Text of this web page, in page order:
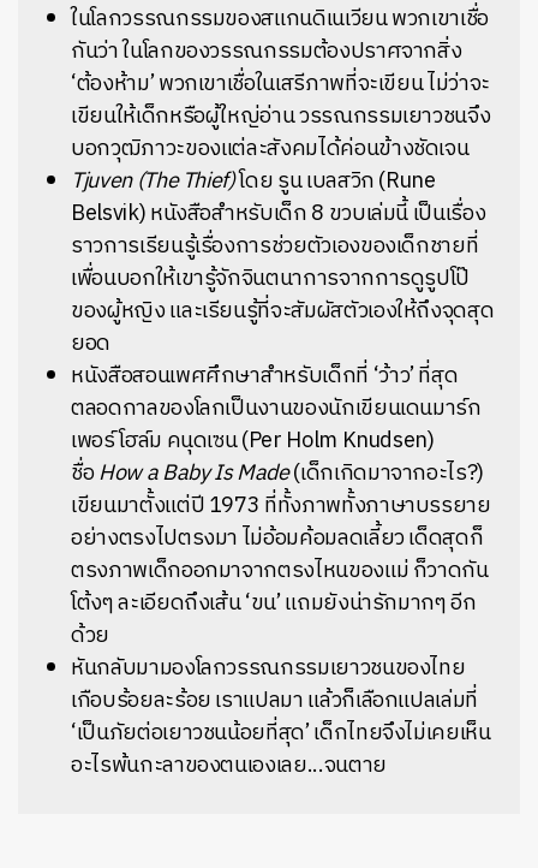
ในโลกวรรณกรรมของสแกนดิเนเวียน พวกเขาเชื่อ
กันว่า ในโลกของวรรณกรรมต้องปราศจากสิ่ง
‘ต้องห้าม’ พวกเขาเชื่อในเสรีภาพที่จะเขียน ไม่ว่าจะ
เขียนให้เด็กหรือผู้ใหญ่อ่าน วรรณกรรมเยาวชนจึง
บอกวุฒิภาวะของแต่ละสังคมได้ค่อนข้างชัดเจน
Tjuven (The Thief)โดย รูน เบลสวิก (Rune
Belsvik) หนังสือสำหรับเด็ก 8 ขวบเล่มนี้ เป็นเรื่อง
ราวการเรียนรู้เรื่องการช่วยตัวเองของเด็กชายที่
เพื่อนบอกให้เขารู้จักจินตนาการจากการดูรูปโป๊
ของผู้หญิง และเรียนรู้ที่จะสัมผัสตัวเองให้ถึงจุดสุด
ยอด
หนังสือสอนเพศศึกษาสำหรับเด็กที่ ‘ว้าว’ ที่สุด
ตลอดกาลของโลกเป็นงานของนักเขียนเดนมาร์ก
เพอร์ โฮล์ม คนุดเซน (Per Holm Knudsen)
ชื่อHow a Baby Is Made(เด็กเกิดมาจากอะไร?)
เขียนมาตั้งแต่ปี 1973 ที่ทั้งภาพทั้งภาษาบรรยาย
อย่างตรงไปตรงมา ไม่อ้อมค้อมลดเลี้ยว เด็ดสุดก็
ตรงภาพเด็กออกมาจากตรงไหนของแม่ ก็วาดกัน
โต้งๆ ละเอียดถึงเส้น ‘ขน’ แถมยังน่ารักมากๆ อีก
ด้วย
หันกลับมามองโลกวรรณกรรมเยาวชนของไทย
เกือบร้อยละร้อย เราแปลมา แล้วก็เลือกแปลเล่มที่
‘เป็นภัยต่อเยาวชนน้อยที่สุด’ เด็กไทยจึงไม่เคยเห็น
อะไรพ้นกะลาของตนเองเลย...จนตาย